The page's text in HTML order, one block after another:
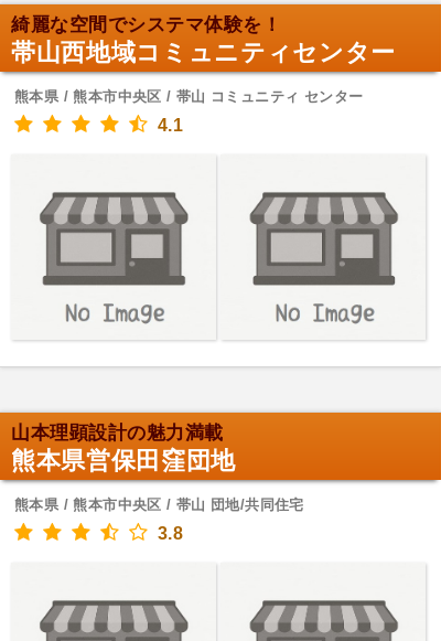
綺麗な空間でシステマ体験を！
帯山西地域コミュニティセンター
熊本県 / 熊本市中央区 / 帯山 コミュニティ センター
4.1
山本理顕設計の魅力満載
熊本県営保田窪団地
熊本県 / 熊本市中央区 / 帯山 団地/共同住宅
3.8